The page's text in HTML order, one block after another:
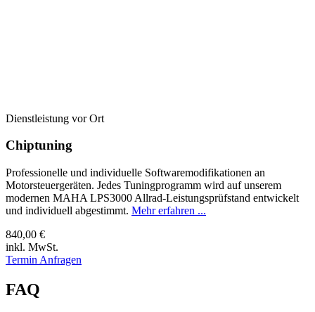
Dienstleistung vor Ort
Chiptuning
Professionelle und individuelle Softwaremodifikationen an
Motorsteuergeräten. Jedes Tuningprogramm wird auf unserem
modernen MAHA LPS3000 Allrad-Leistungsprüfstand entwickelt
und individuell abgestimmt. Mehr erfahren ...
840,00 €
inkl. MwSt.
Termin Anfragen
FAQ